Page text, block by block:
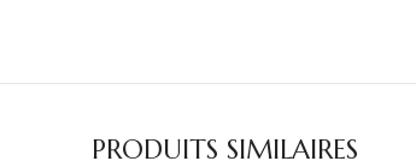
PRODUITS SIMILAIRES